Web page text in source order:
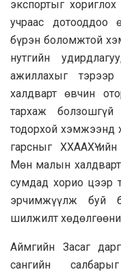
экспортыг
учраас дотооддоо
бүрэн боломжтой
нутгийн
ажиллахыг
халдварт өвчин
тархаж
тодорхой хэмжээнд
гарсныг ХХААХҮ-
Мөн малын халдварт
сумдад хорио цээр
эрчимжүүлж буй
шилжилт
Аймгийн Засаг
сангийн салбарыг